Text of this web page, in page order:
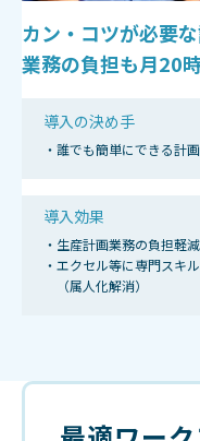
カン・コツが必要
業務の負担も月20
導入の決め手
・誰でも簡単にできる計
導入効果
・生産計画業務の負担軽
・エクセル等に専門スキ
（属人化解消）